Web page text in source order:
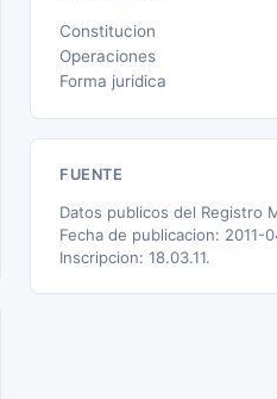
Constitucion
Operaciones
Forma juridica
FUENTE
Datos publicos del Registro
Fecha de publicacion: 2011-
Inscripcion: 18.03.11.